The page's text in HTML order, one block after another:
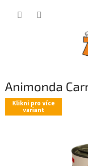
Animonda
Klikni pro více
variant